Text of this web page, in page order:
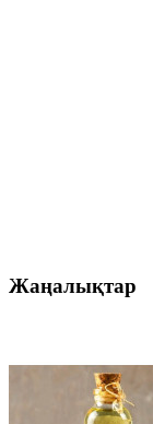
Жаңалықтар